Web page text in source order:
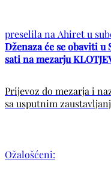
preselila na Ahiret u
Dženaza će se obaviti u
sati na mezarju
Prijevoz do mezarja i
sa usputnim
Ožalošćeni: